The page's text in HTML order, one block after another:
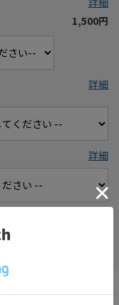
1,500円
詳細
詳細